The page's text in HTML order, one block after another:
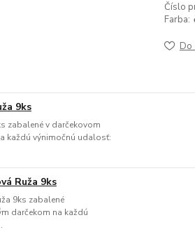
Číslo
Farba:
Do
9ks
zabalené v darčekovom
každú výnimočnú udalosť:
Ruža 9ks
9ks zabalené
darčekom na každú